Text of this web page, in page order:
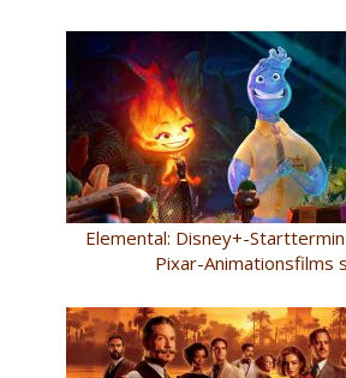
Elemental: Disney+-
Pixar-Animationsfilms